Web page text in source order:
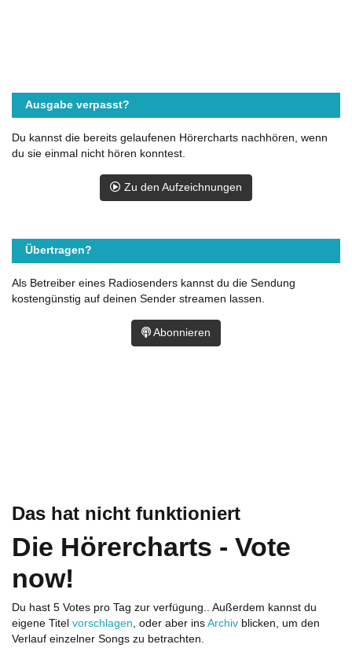
Das hat nicht funktioniert
Die Hörercharts - Vote
now!
Du hast 5 Votes pro Tag zur verfügung.. Außerdem kannst du
eigene Titel vorschlagen, oder aber ins Archiv blicken, um den
Verlauf einzelner Songs zu betrachten.
Ausgabe verpasst?
Du kannst die bereits gelaufenen Hörercharts nachhören, wenn
du sie einmal nicht hören konntest.
Zu den Aufzeichnungen
Übertragen?
Als Betreiber eines Radiosenders kannst du die Sendung
kostengünstig auf deinen Sender streamen lassen.
Abonnieren